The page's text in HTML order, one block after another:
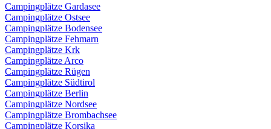
Campingplätze Gardasee
Campingplätze Ostsee
Campingplätze Bodensee
Campingplätze Fehmarn
Campingplätze Krk
Campingplätze Arco
Campingplätze Rügen
Campingplätze Südtirol
Campingplätze Berlin
Campingplätze Nordsee
Campingplätze Brombachsee
Campingplätze Korsika